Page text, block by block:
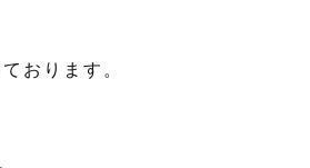
おります。